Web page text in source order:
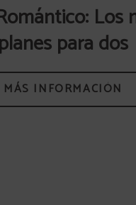
Los
planes para dos